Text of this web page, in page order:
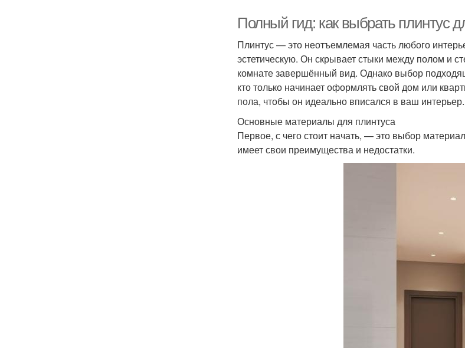
Полный гид: как выбрать плинтус
Плинтус — это неотъемлемая часть любого
эстетическую. Он скрывает стыки между полом и
комнате завершённый вид. Однако выбор
кто только начинает оформлять свой дом или
пола, чтобы он идеально вписался в ваш интерьер.
Основные материалы для плинтуса
Первое, с чего стоит начать, — это выбор
имеет свои преимущества и недостатки.